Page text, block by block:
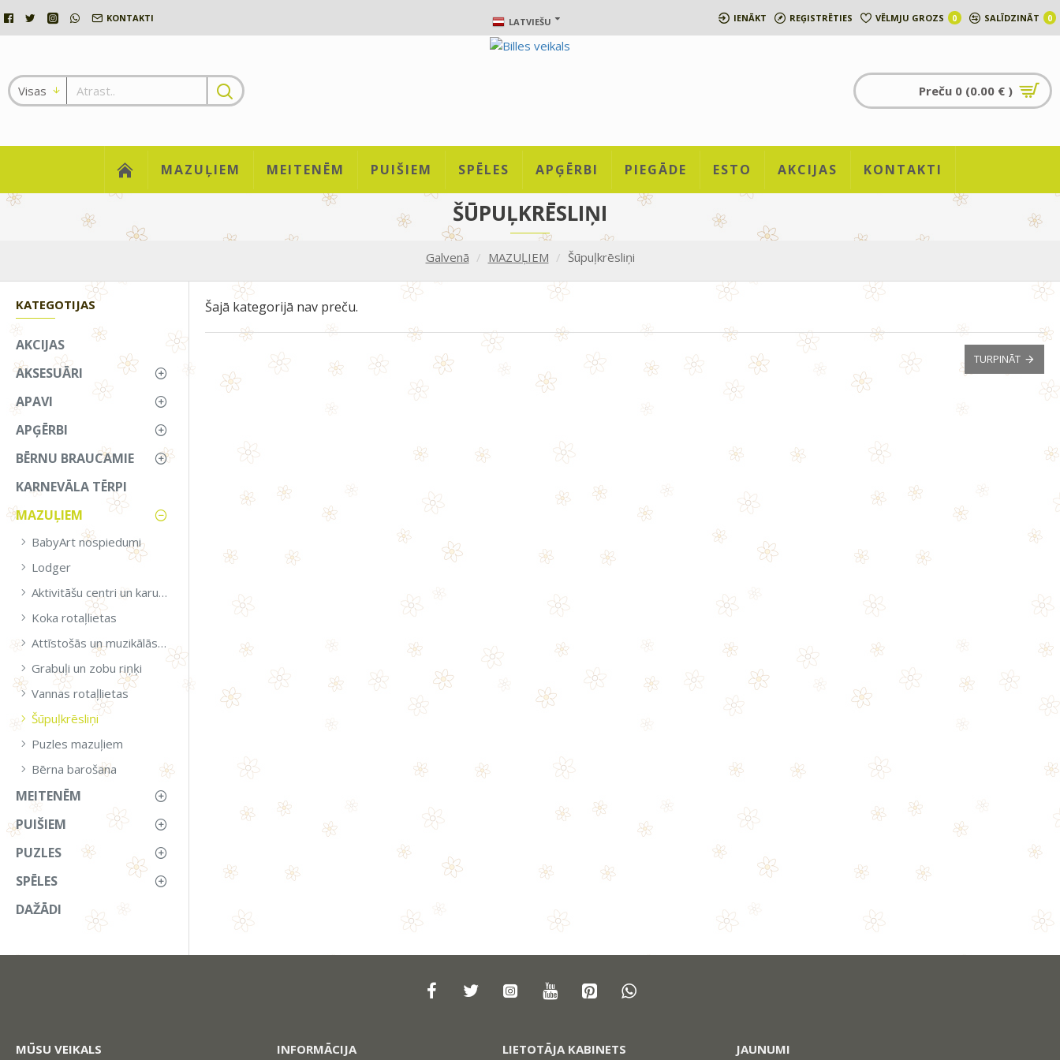
KONTAKTI LATVIEŠU IENĀKT REĢISTRĒTIES VĒLMJU GROZS 0 SALĪDZINĀT 0
Visas Preču 0 (0.00 € )
MAZUĻIEM MEITENĒM PUIŠIEM SPĒLES APĢĒRBI PIEGĀDE ESTO AKCIJAS KONTAKTI
Galvenā MAZUĻIEM Šūpuļkrēsliņi
ŠŪPUĻKRĒSLIŅI
KATEGOTIJAS
AKCIJAS
AKSESUĀRI
APAVI
APĢĒRBI
BĒRNU BRAUCAMIE
KARNEVĀLA TĒRPI
MAZUĻIEM
BabyArt nospiedumi
Lodger
Aktivitāšu centri un karuseļi
Koka rotaļlietas
Attīstošās un muzikālās rotaļlietas
Grabuļi un zobu riņķi
Vannas rotaļlietas
Šūpuļkrēsliņi
Puzles mazuļiem
Bērna barošana
MEITENĒM
PUIŠIEM
PUZLES
SPĒLES
DAŽĀDI
Šajā kategorijā nav preču.
TURPINĀT
MŪSU VEIKALS INFORMĀCIJA LIETOTĀJA KABINETS JAUNUMI